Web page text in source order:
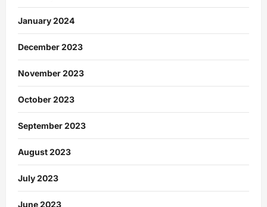
January 2024
December 2023
November 2023
October 2023
September 2023
August 2023
July 2023
June 2023